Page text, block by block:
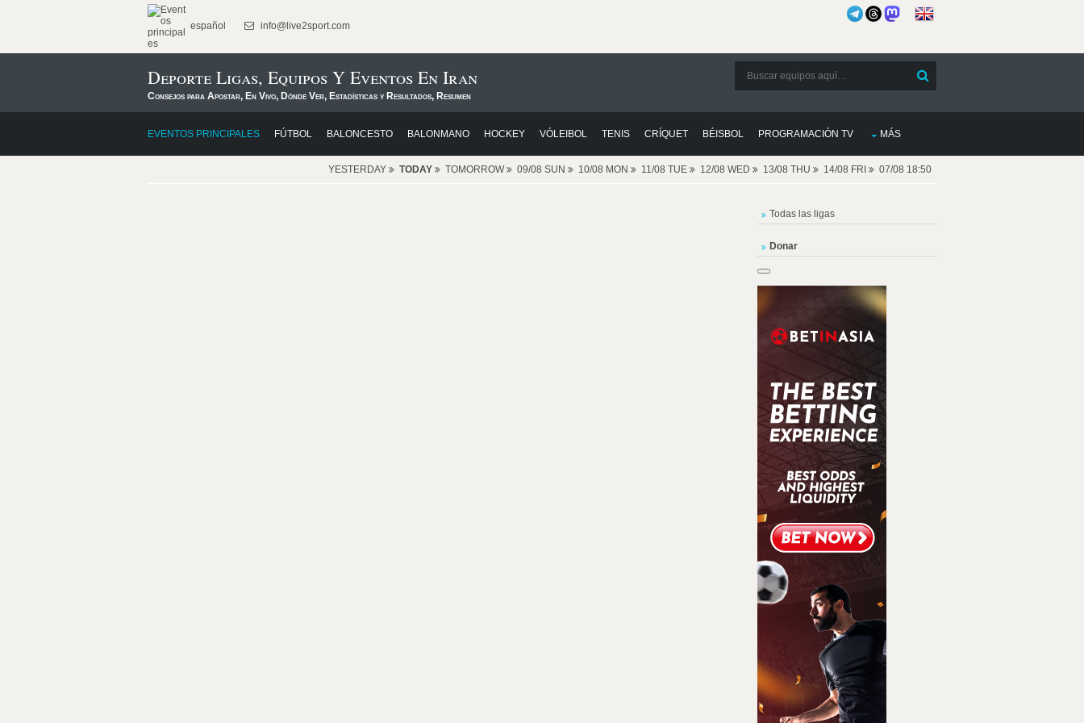
español info@live2sport.com
Deporte Ligas, Equipos Y Eventos En Iran
Consejos para Apostar, En Vivo, Dónde Ver, Estadísticas y Resultados, Resumen
EVENTOS PRINCIPALES FÚTBOL BALONCESTO BALONMANO HOCKEY VÓLEIBOL TENIS CRÍQUET BÉISBOL PROGRAMACIÓN TV MÁS
YESTERDAY TODAY TOMORROW 09/08 SUN 10/08 MON 11/08 TUE 12/08 WED 13/08 THU 14/08 FRI 07/08 18:50
Todas las ligas
Donar